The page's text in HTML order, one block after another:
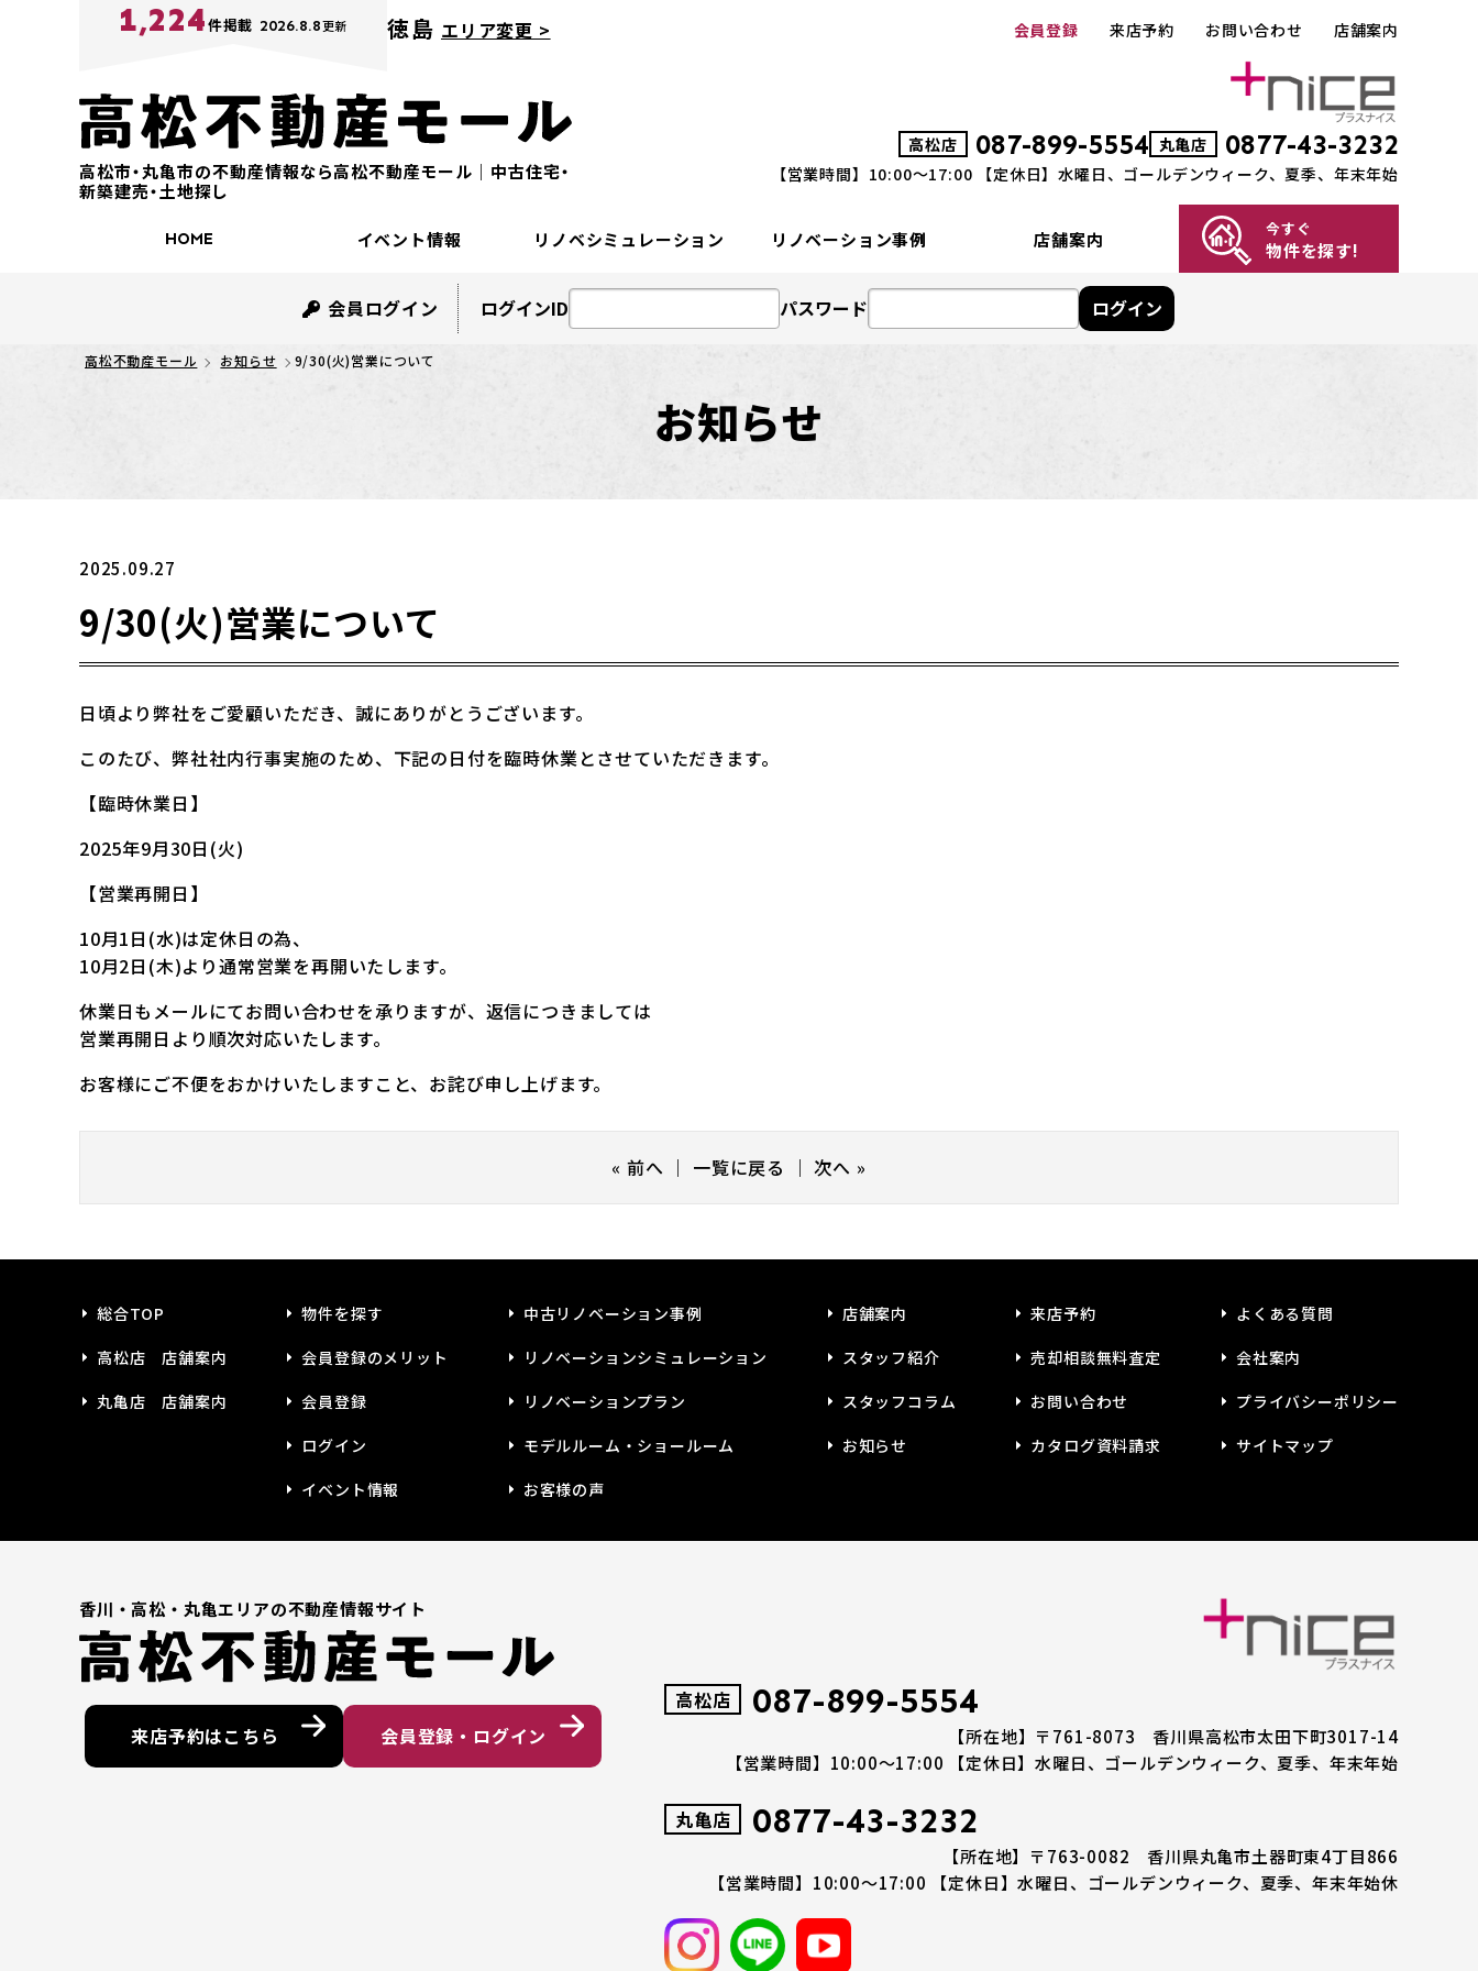
1,224件掲載 2026.8.8更新 徳島 エリア変更 >
高松市・丸亀市の不動産情報なら高松不動産モール｜中古住宅・
新築建売・土地探し
会員登録 来店予約 お問い合わせ 店舗案内
高松店 087-899-5554 丸亀店 0877-43-3232
【営業時間】10:00～17:00 【定休日】水曜日、ゴールデンウィーク、夏季、年末年始
HOME イベント情報 リノベシミュレーション リノベーション事例 店舗案内 今すぐ
物件を探す!
新築一戸建て
中古一戸建て
中古マンション
土地
事業用
会員ログイン ログインID パスワード
高松不動産モール お知らせ 9/30(火)営業について
お知らせ
2025.09.27
9/30(火)営業について
日頃より弊社をご愛顧いただき、誠にありがとうございます。
このたび、弊社社内行事実施のため、下記の日付を臨時休業とさせていただきます。
【臨時休業日】
2025年9月30日(火)
【営業再開日】
10月1日(水)は定休日の為、
10月2日(木)より通常営業を再開いたします。
休業日もメールにてお問い合わせを承りますが、返信につきましては
営業再開日より順次対応いたします。
お客様にご不便をおかけいたしますこと、お詫び申し上げます。
« 前へ ｜ 一覧に戻る ｜次へ »
総合TOP
高松店 店舗案内
丸亀店 店舗案内
物件を探す
会員登録のメリット
会員登録
ログイン
イベント情報
中古リノベーション事例
リノベーションシミュレーション
リノベーションプラン
モデルルーム・ショールーム
お客様の声
店舗案内
スタッフ紹介
スタッフコラム
お知らせ
来店予約
売却相談無料査定
お問い合わせ
カタログ資料請求
よくある質問
会社案内
プライバシーポリシー
サイトマップ
⾹川・⾼松・丸亀エリアの不動産情報サイト
来店予約はこちら 会員登録・ログイン
高松店 087-899-5554
【所在地】〒761-8073 香川県高松市太田下町3017-14
【営業時間】10:00～17:00 【定休日】水曜日、ゴールデンウィーク、夏季、年末年始
丸亀店 0877-43-3232
【所在地】〒763-0082 香川県丸亀市土器町東4丁目866
【営業時間】10:00～17:00 【定休日】水曜日、ゴールデンウィーク、夏季、年末年始休